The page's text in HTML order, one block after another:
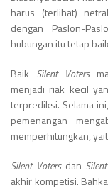
harus (terlihat)
dengan Paslon-
hubungan itu tetap
Baik Silent Voters
menjadi riak kecil
terprediksi. Selama
pemenangan
memperhitungkan,
Silent Votersdan
akhir kompetisi.